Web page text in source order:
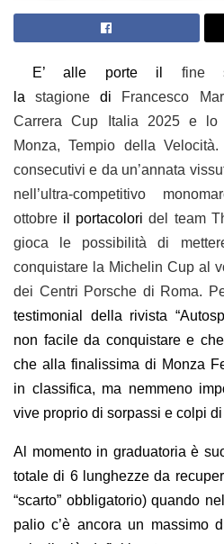
E’ alle porte il fine
la stagionedi Francesco
Carrera Cup Italia 2025 e lo
Monza, Tempio della
consecutivi e da un’annata
nell’ultra-competitivo
ottobre il portacolori del team
gioca le possibilità di
conquistare la Michelin Cup al
dei Centri Porsche di Roma.
testimonial della rivista
non facileda conquistare e
che al la final issima di Monza
in classifica, ma nemmeno
vive proprio di sorpassi e colpi
Al momento in graduatoria è
totale di 6 lunghezze da
“scarto” obbligatorio) quando
palio c’è ancora un massimo